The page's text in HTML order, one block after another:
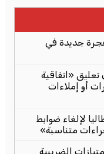
جديدة في
تعليق «اتفاقية
أو إملاءات
لإلغاء ضوابط
متناسبة»
الضريبية